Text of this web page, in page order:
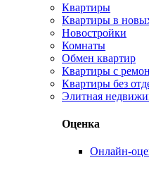
Квартиры
Квартиры в
Новостройки
Комнаты
Обмен квартир
Квартиры с
Квартиры без
Элитная
Оценка
Онлайн-